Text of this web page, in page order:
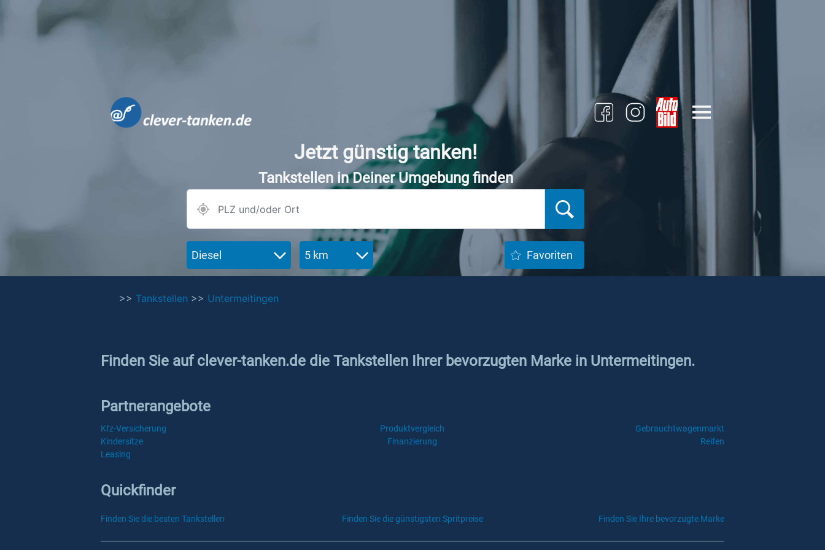
Jetzt günstig tanken!
Tankstellen in Deiner Umgebung finden
Diesel 5 km Favoriten
>> Tankstellen >> Untermeitingen
Finden Sie auf clever-tanken.de die Tankstellen Ihrer bevorzugten Marke in Untermeitingen.
Partnerangebote
Kfz-Versicherung Produktvergleich
Gebrauchtwagenmarkt
Kindersitze
Finanzierung
Reifen
Leasing
Quickfinder
Finden Sie die besten Tankstellen Finden Sie die günstigsten Spritpreise Finden Sie Ihre bevorzugte Marke